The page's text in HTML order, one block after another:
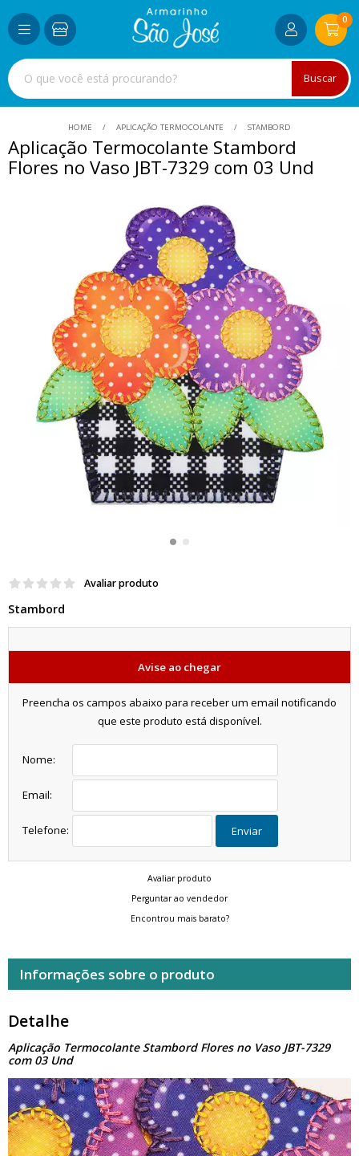
Buscar
0
HOME APLICAÇÃO TERMOCOLANTE STAMBORD
Aplicação Termocolante Stambord
Flores no Vaso JBT-7329 com 03 Und
Avaliar produto
Stambord
Avise ao chegar
Preencha os campos abaixo para receber um email notificando
que este produto está disponível.
Nome:
Email:
Telefone: Enviar
Avaliar produto
Perguntar ao vendedor
Encontrou mais barato?
Informações sobre o produto
Detalhe
Aplicação Termocolante Stambord Flores no Vaso JBT-7329
com 03 Und